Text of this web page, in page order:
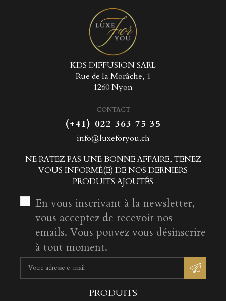
KDS DIFFUSION SARL
Rue de la Morâche, 1
1260 Nyon
CONTACT
(+41) 022 363 75 35
info@luxeforyou.ch
NE RATEZ PAS UNE BONNE AFFAIRE, TENEZ
VOUS INFORMÉ(E) DE NOS DERNIERS
PRODUITS AJOUTÉS
En vous inscrivant à la newsletter,
vous acceptez de recevoir nos
emails. Vous pouvez vous désinscrire
à tout moment.
PRODUITS